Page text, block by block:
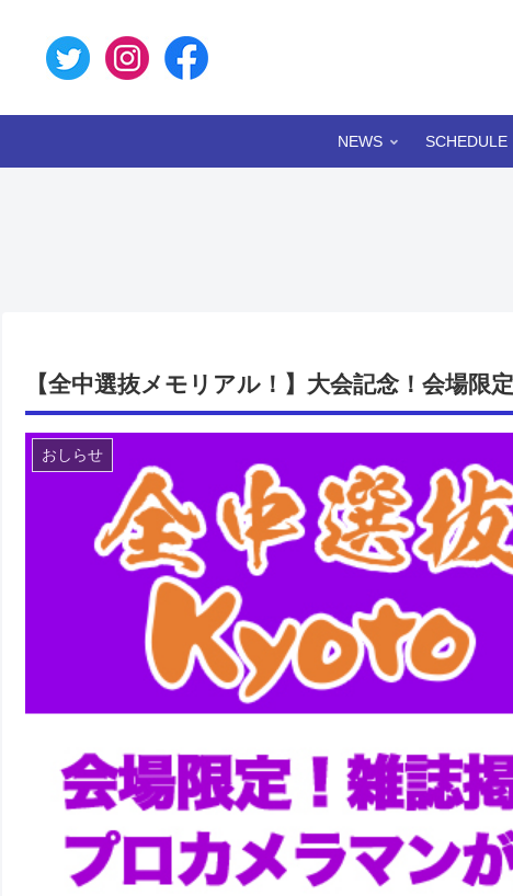
NEWS SCHEDULE
【全中選抜メモリアル！】大会記念！会場限
おしらせ